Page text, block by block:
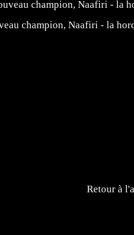
champion, Naafiri - la
Retour à